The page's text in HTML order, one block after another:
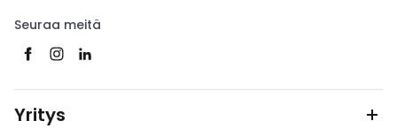
Seuraa meitä
Yritys